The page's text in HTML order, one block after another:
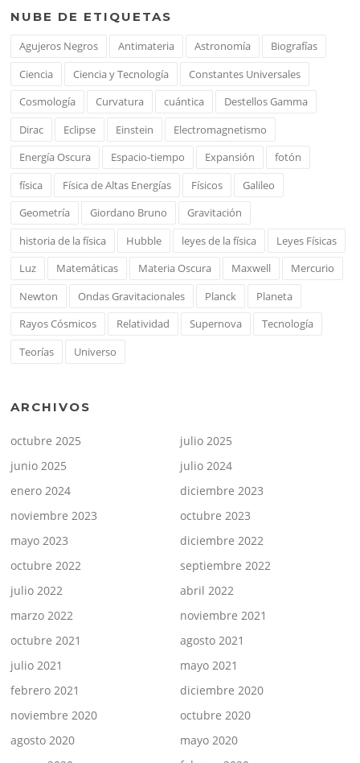
NUBE DE ETIQUETAS
Agujeros Negros Antimateria Astronomía
Biografías
Ciencia
Ciencia y Tecnología
Constantes Universales
Cosmología
Curvatura cuántica
Destellos Gamma
Dirac
Eclipse Einstein
Electromagnetismo
Energía Oscura
Espacio-tiempo Expansión
fotón
física
Física de Altas Energías Físicos
Galileo
Geometría
Giordano Bruno
Gravitación
historia de la física
Hubble leyes de la física
Leyes Físicas
Luz
Matemáticas Materia Oscura Maxwell
Mercurio
Newton
Ondas Gravitacionales Planck
Planeta
Rayos Cósmicos
Relatividad Supernova
Tecnología
Teorías
Universo
ARCHIVOS
octubre 2025
julio 2025
junio 2025
julio 2024
enero 2024
diciembre 2023
noviembre 2023
octubre 2023
mayo 2023
diciembre 2022
octubre 2022
septiembre 2022
julio 2022
abril 2022
marzo 2022
noviembre 2021
octubre 2021
agosto 2021
julio 2021
mayo 2021
febrero 2021
diciembre 2020
noviembre 2020
octubre 2020
agosto 2020
mayo 2020